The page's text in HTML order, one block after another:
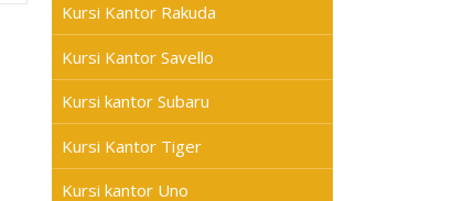
Kursi Kantor Rakuda
Kursi Kantor Savello
Kursi kantor Subaru
Kursi Kantor Tiger
Kursi kantor Uno